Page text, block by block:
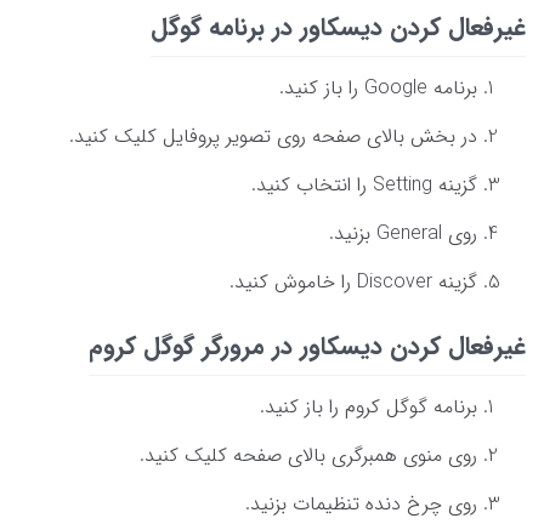
غیرفعال کردن دیسکاور در برنامه گوگل
برنامه Google را باز کنید.
در بخش بالای صفحه روی تصویر پروفایل کلیک کنید.
گزینه Setting را انتخاب کنید.
روی General بزنید.
گزینه Discover را خاموش کنید.
غیرفعال کردن دیسکاور در مرورگر گوگل کروم
برنامه گوگل کروم را باز کنید.
روی منوی همبرگری بالای صفحه کلیک کنید.
روی چرخ دنده تنظیمات بزنید.